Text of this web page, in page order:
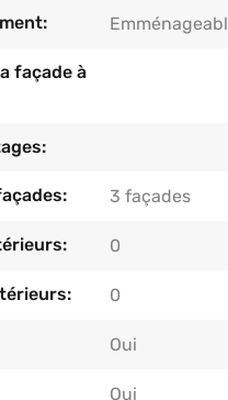
N’attendez plus et
unique !
façade à
3 façades
0
0
Oui
Oui